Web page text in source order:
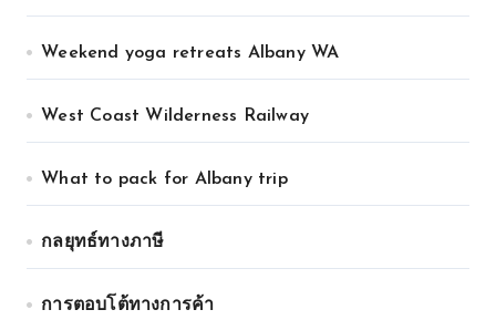
Weekend yoga retreats Albany WA
West Coast Wilderness Railway
What to pack for Albany trip
กลยุทธ์ทางภาษี
การตอบโต้ทางการค้า